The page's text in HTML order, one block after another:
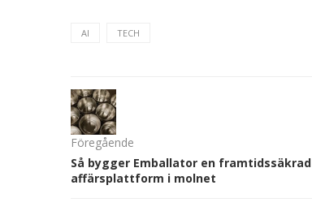
AI TECH
Föregående
Så bygger Emballator en framtidssäkrad
affärsplattform i molnet